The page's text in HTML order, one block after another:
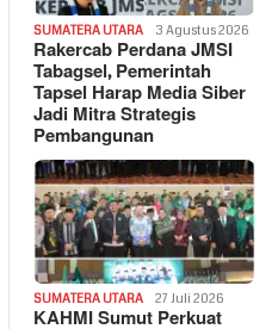
SUMATERA UTARA 3 Agustus 2026
Rakercab Perdana JMSI
Tabagsel, Pemerintah
Tapsel Harap Media Siber
Jadi Mitra Strategis
Pembangunan
SUMATERA UTARA 27 Juli 2026
KAHMI Sumut Perkuat